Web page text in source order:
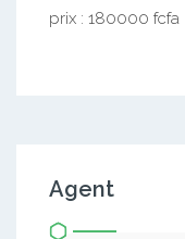
prix : 180000 fcfa
Agent